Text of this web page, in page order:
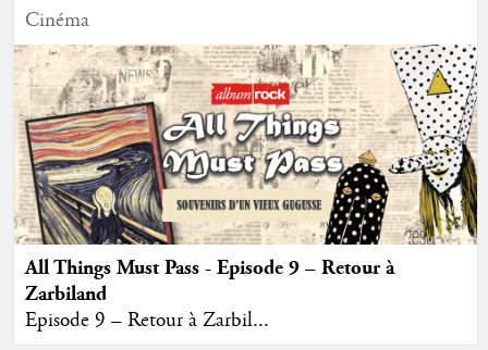
Cinéma
All Things Must Pass - Episode 9 – Retour à
Zarbiland
Episode 9 – Retour à Zarbil...